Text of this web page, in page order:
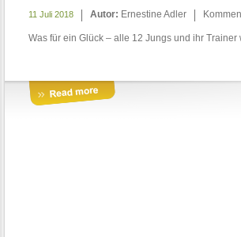
11 Juli 2018 Autor: Ernestine Adler
Was für ein Glück – alle 12 Jungs und ihr Trainer